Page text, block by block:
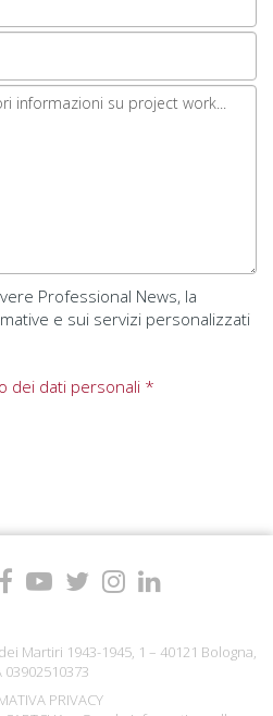
Professional News, la
e sui servizi personalizzati
dei dati personali *
Martiri 1943-1945, 1 – 40121 Bologna,
03902510373
PRIVACY